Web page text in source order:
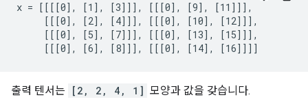
x = [[[[0], [1], [3]]], [[[0], [9], [11]]],
     [[[0], [2], [4]]], [[[0], [10], [12]]],
     [[[0], [5], [7]]], [[[0], [13], [15]]],
     [[[0], [6], [8]]], [[[0], [14], [16]]]]
출력 텐서는 [2, 2, 4, 1] 모양과 값을 갖습니다.